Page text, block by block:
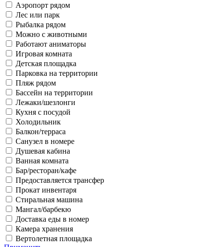
Аэропорт рядом
Лес или парк
Рыбалка рядом
Можно с животными
Работают аниматоры
Игровая комната
Детская площадка
Парковка на территории
Пляж рядом
Бассейн на территории
Лежаки/шезлонги
Кухня с посудой
Холодильник
Балкон/терраса
Санузел в номере
Душевая кабина
Ванная комната
Бар/ресторан/кафе
Предоставляется трансфер
Прокат инвентаря
Стиральная машина
Мангал/барбекю
Доставка еды в номер
Камера хранения
Вертолетная площадка